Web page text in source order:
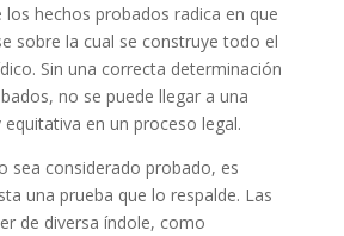
hechos probados radica en que
sobre la cual se construye todo el
Sin una correcta determinación
no se puede llegar a una
en un proceso legal.
sea considerado probado, es
una prueba que lo respalde. Las
de diversa índole, como